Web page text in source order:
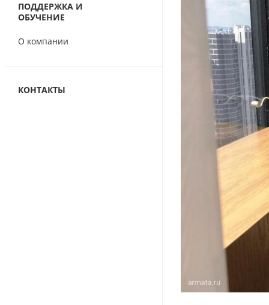
ПОДДЕРЖКА И
ОБУЧЕНИЕ
О компании
КОНТАКТЫ